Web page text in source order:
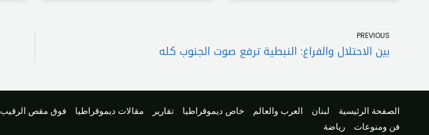
PREVIOUS
بين الاحتلال والفراغ: النبطية ترفع صوت الجنوب كله
الصفحة الرئيسية لبنان العرب والعالم خاص ديموقراطيا تقارير مقالات ديموقراطيا فوق مقص الرقيب
فن ومنوعات
رياضة